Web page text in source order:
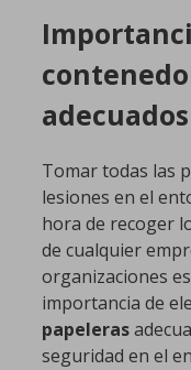
adecuados
Tomar todas las
lesiones en el
hora de recoger
de cualquier
organizaciones
importancia de
papeleras
seguridad en el